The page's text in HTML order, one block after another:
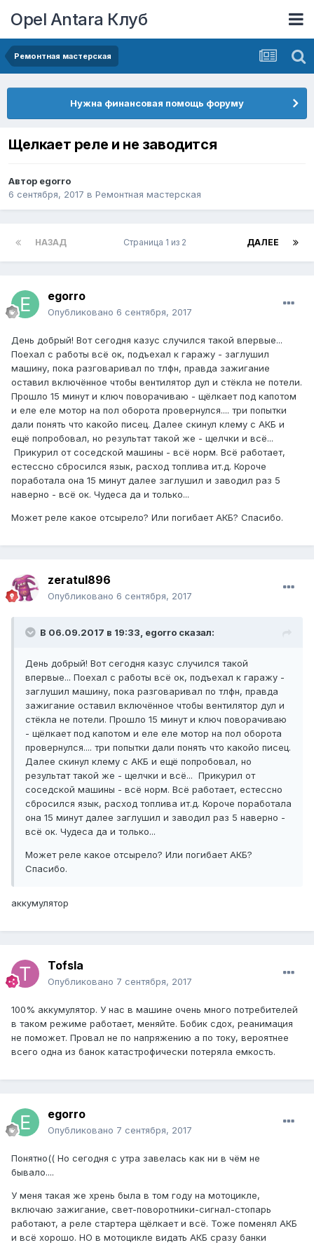
Opel Antara Клуб
Ремонтная мастерская
Нужна финансовая помощь форуму
Щелкает реле и не заводится
Автор egorro
6 сентября, 2017 в Ремонтная мастерская
НАЗАД ДАЛЕЕ
Страница 1 из 2
egorro
Опубликовано 6 сентября, 2017
День добрый! Вот сегодня казус случился такой впервые...
Поехал с работы всё ок, подъехал к гаражу - заглушил
машину, пока разговаривал по тлфн, правда зажигание
оставил включённое чтобы вентилятор дул и стёкла не потели.
Прошло 15 минут и ключ поворачиваю - щёлкает под капотом
и еле еле мотор на пол оборота провернулся.... три попытки
дали понять что какойо писец. Далее скинул клему с АКБ и
ещё попробовал, но результат такой же - щелчки и всё...
Прикурил от соседской машины - всё норм. Всё работает,
естессно сбросился язык, расход топлива ит.д. Короче
поработала она 15 минут далее заглушил и заводил раз 5
наверно - всё ок. Чудеса да и только...
Может реле какое отсырело? Или погибает АКБ? Спасибо.
zeratul896
Опубликовано 6 сентября, 2017
В 06.09.2017 в 19:33, egorro сказал:
День добрый! Вот сегодня казус случился такой
впервые... Поехал с работы всё ок, подъехал к гаражу -
заглушил машину, пока разговаривал по тлфн, правда
зажигание оставил включённое чтобы вентилятор дул и
стёкла не потели. Прошло 15 минут и ключ поворачиваю
- щёлкает под капотом и еле еле мотор на пол оборота
провернулся.... три попытки дали понять что какойо писец.
Далее скинул клему с АКБ и ещё попробовал, но
результат такой же - щелчки и всё... Прикурил от
соседской машины - всё норм. Всё работает, естессно
сбросился язык, расход топлива ит.д. Короче поработала
она 15 минут далее заглушил и заводил раз 5 наверно -
всё ок. Чудеса да и только...
Может реле какое отсырело? Или погибает АКБ?
Спасибо.
аккумулятор
Tofsla
Опубликовано 7 сентября, 2017
100% аккумулятор. У нас в машине очень много потребителей
в таком режиме работает, меняйте. Бобик сдох, реанимация
не поможет. Провал не по напряжению а по току, вероятнее
всего одна из банок катастрофически потеряла емкость.
egorro
Опубликовано 7 сентября, 2017
Понятно(( Но сегодня с утра завелась как ни в чём не
бывало....
У меня такая же хрень была в том году на мотоцикле,
включаю зажигание, свет-поворотники-сигнал-стопарь
работают, а реле стартера щёлкает и всё. Тоже поменял АКБ
и всё хорошо. НО в мотоцикле видать АКБ сразу банки